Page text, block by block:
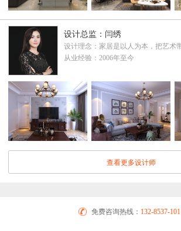
设计总监：闫绣
设计理念：家居是以人为本，把艺术
从业经验：2006年至今
查看更多设计师
免费咨询热线： 132-8537-